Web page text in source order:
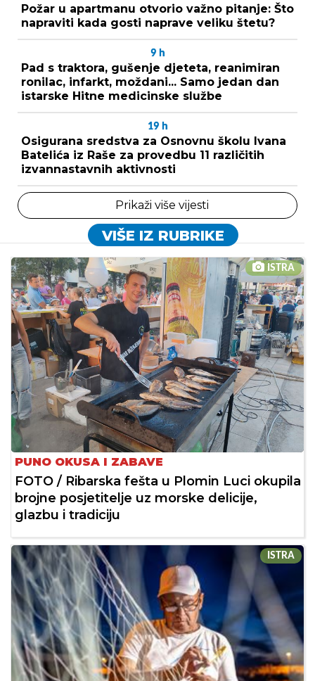
Požar u apartmanu otvorio važno pitanje: Što
napraviti kada gosti naprave veliku štetu?
9 h
Pad s traktora, gušenje djeteta, reanimiran
ronilac, infarkt, moždani... Samo jedan dan
istarske Hitne medicinske službe
19 h
Osigurana sredstva za Osnovnu školu Ivana
Batelića iz Raše za provedbu 11 različitih
izvannastavnih aktivnosti
Prikaži više vijesti
VIŠE IZ RUBRIKE
ISTRA
PUNO OKUSA I ZABAVE
FOTO / Ribarska fešta u Plomin Luci okupila
brojne posjetitelje uz morske delicije,
glazbu i tradiciju
ISTRA